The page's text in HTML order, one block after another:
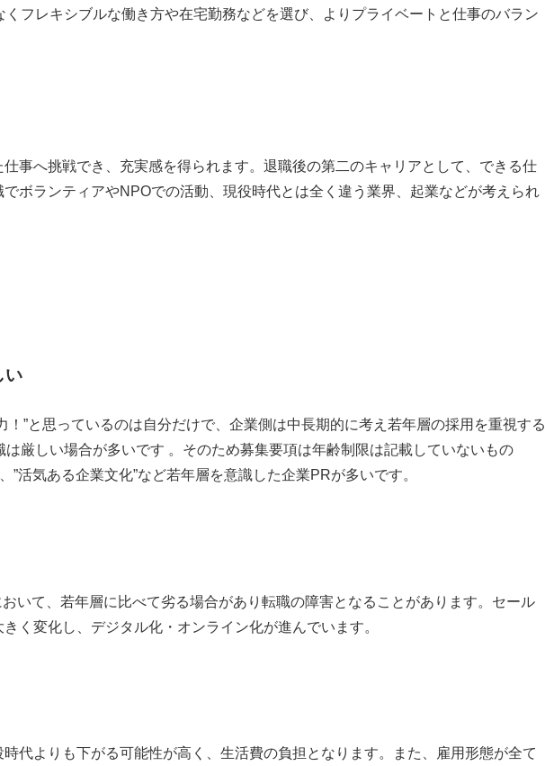
フレキシブルな働き方や在宅勤務などを選び、よりプライベートと仕事のバラン
事へ挑戦でき、充実感を得られます。退職後の第二のキャリアとして、できる仕
ボランティアやNPOでの活動、現役時代とは全く違う業界、起業などが考えられ
い
！”と思っているのは自分だけで、企業側は中長期的に考え若年層の採用を重視する
厳しい場合が多いです 。そのため募集要項は年齢制限は記載していないもの
”活気ある企業文化”など若年層を意識した企業PRが多いです。
いて、若年層に比べて劣る場合があり転職の障害となることがあります。セール
く変化し、デジタル化・オンライン化が進んでいます。
代よりも下がる可能性が高く、生活費の負担となります。また、雇用形態が全て